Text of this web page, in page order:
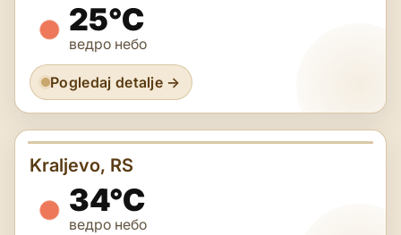
25°C
ведро небо
Pogledaj detalje →
Kraljevo, RS
34°C
ведро небо